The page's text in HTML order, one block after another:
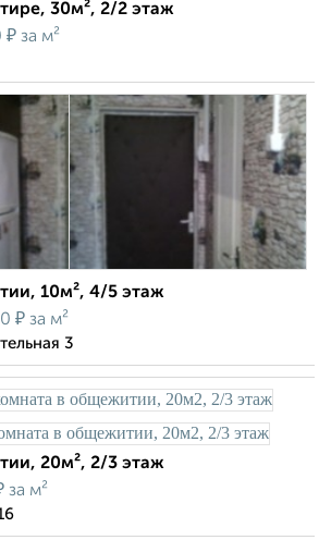
30м², 2/2 этаж
₽ за м²
10м², 4/5 этаж
₽ за м²
3
20м², 2/3 этаж
за м²